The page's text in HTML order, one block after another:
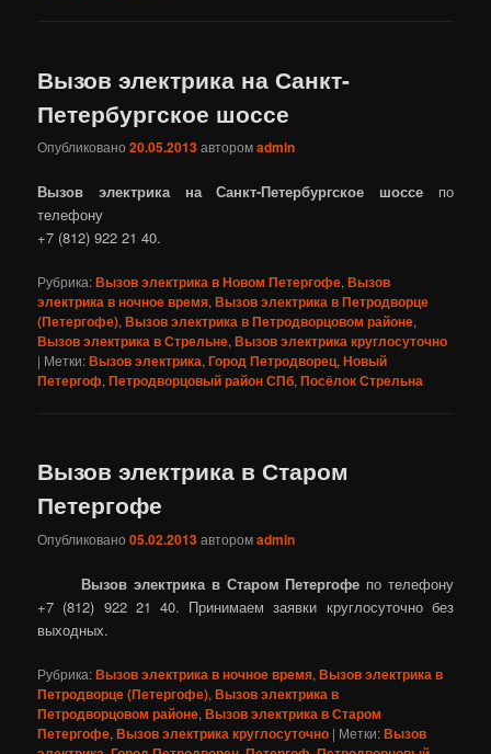
Вызов электрика на Санкт-
Петербургское шоссе
Опубликовано20.05.2013авторомadmin
Вызов электрика на Санкт-Петербургское шоссе по
телефону
+7 (812) 922 21 40.
Рубрика:Вызов электрика в Новом Петергофе,Вызов
электрика в ночное время,Вызов электрика в Петродворце
(Петергофе),Вызов электрика в Петродворцовом районе,
Вызов электрика в Стрельне,Вызов электрика круглосуточно
| Метки:Вызов электрика,Город Петродворец,Новый
Петергоф,Петродворцовый район СПб,Посёлок Стрельна
Вызов электрика в Старом
Петергофе
Опубликовано05.02.2013авторомadmin
Вызов электрика в Старом Петергофе по телефону
+7 (812) 922 21 40. Принимаем заявки круглосуточно без
выходных.
Рубрика:Вызов электрика в ночное время,Вызов электрика в
Петродворце (Петергофе),Вызов электрика в
Петродворцовом районе,Вызов электрика в Старом
Петергофе,Вызов электрика круглосуточно | Метки:Вызов